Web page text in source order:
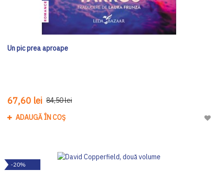
Un pic prea aproape
67,60 lei 84,50 lei
ADAUGĂ ÎN COȘ
-20%